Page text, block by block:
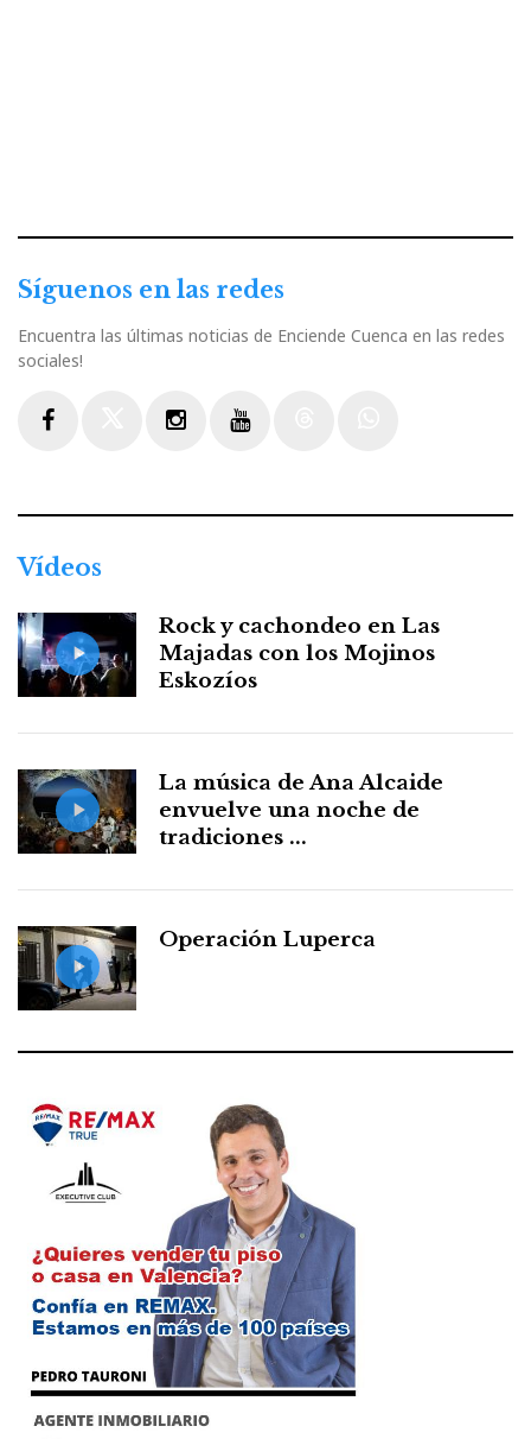
Síguenos en las redes
Encuentra las últimas noticias de Enciende Cuenca en las redes
sociales!
Vídeos
Rock y cachondeo en Las
Majadas con los Mojinos
Eskozíos
La música de Ana Alcaide
envuelve una noche de
tradiciones ...
Operación Luperca